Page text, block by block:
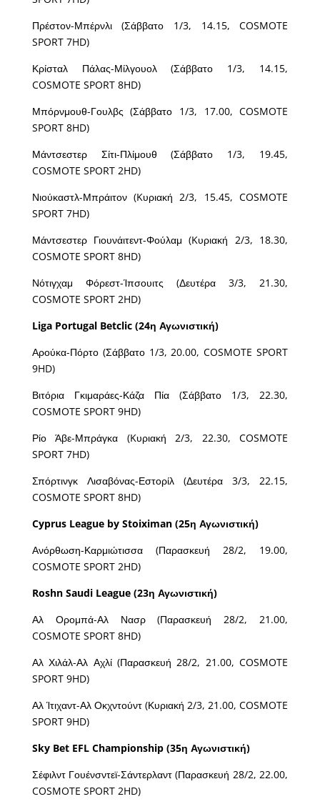
Πρέστον-Μπέρνλι (Σάββατο 1/3, 14.15, COSMOTE
SPORT 7HD)
Κρίσταλ Πάλας-Μίλγουολ (Σάββατο 1/3, 14.15,
COSMOTE SPORT 8HD)
Μπόρνμουθ-Γουλβς (Σάββατο 1/3, 17.00, COSMOTE
SPORT 8HD)
Μάντσεστερ Σίτι-Πλίμουθ (Σάββατο 1/3, 19.45,
COSMOTE SPORT 2HD)
Νιούκαστλ-Μπράιτον (Kυριακή 2/3, 15.45, COSMOTE
SPORT 7HD)
Μάντσεστερ Γιουνάιτεντ-Φούλαμ (Kυριακή 2/3, 18.30,
COSMOTE SPORT 8HD)
Νότιγχαμ Φόρεστ-Ίπσουιτς (Δευτέρα 3/3, 21.30,
COSMOTE SPORT 2HD)
Liga Portugal Betclic (24η Αγωνιστική)
Αρούκα-Πόρτο (Σάββατο 1/3, 20.00, COSMOTE SPORT
9HD)
Βιτόρια Γκιμαράες-Κάζα Πία (Σάββατο 1/3, 22.30,
COSMOTE SPORT 9HD)
Ρίο Άβε-Μπράγκα (Kυριακή 2/3, 22.30, COSMOTE
SPORT 7HD)
Σπόρτινγκ Λισαβόνας-Εστορίλ (Δευτέρα 3/3, 22.15,
COSMOTE SPORT 8HD)
Cyprus League by Stoiximan (25η Αγωνιστική)
Ανόρθωση-Καρμιώτισσα (Παρασκευή 28/2, 19.00,
COSMOTE SPORT 2HD)
Roshn Saudi League(23η Αγωνιστική)
Αλ Ορομπά-Αλ Νασρ (Παρασκευή 28/2, 21.00,
COSMOTE SPORT 8HD)
Αλ Χιλάλ-Αλ Αχλί (Παρασκευή 28/2, 21.00, COSMOTE
SPORT 9HD)
Αλ Ίτιχαντ-Αλ Οκχντούντ (Κυριακή 2/3, 21.00, COSMOTE
SPORT 9HD)
Sky Bet EFL Championship (35η Αγωνιστική)
Σέφιλντ Γουένσντεϊ-Σάντερλαντ (Παρασκευή 28/2, 22.00,
COSMOTE SPORT 2HD)